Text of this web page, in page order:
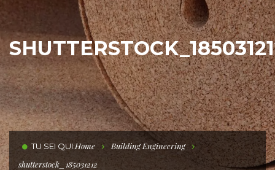
TU SEI QUI:Home
Building Engineering
shutterstock_185031212